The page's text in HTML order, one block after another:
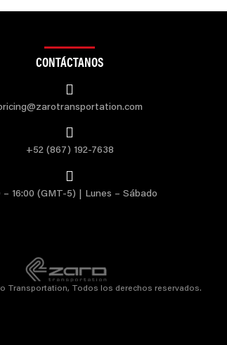
CONTÁCTANOS
+52 (867) 192-7638
– 16:00 (GMT-5) | Lunes – Sábado
Transportation, Todos los derechos reservados.